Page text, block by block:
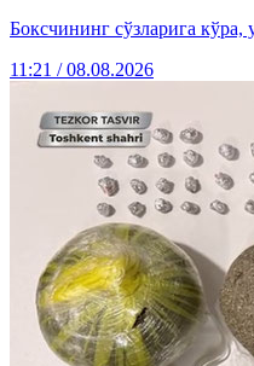
Боксчининг сўзларига кўра,
11:21 / 08.08.2026